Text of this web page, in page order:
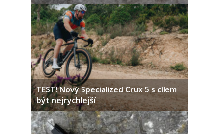
TEST! Nový Specialized Crux 5 s cílem
být nejrychlejší